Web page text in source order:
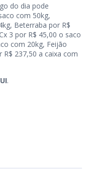
do dia pode
com 50kg,
Beterraba por R$
3 por R$ 45,00 o saco
com 20kg, Feijão
237,50 a caixa com
.